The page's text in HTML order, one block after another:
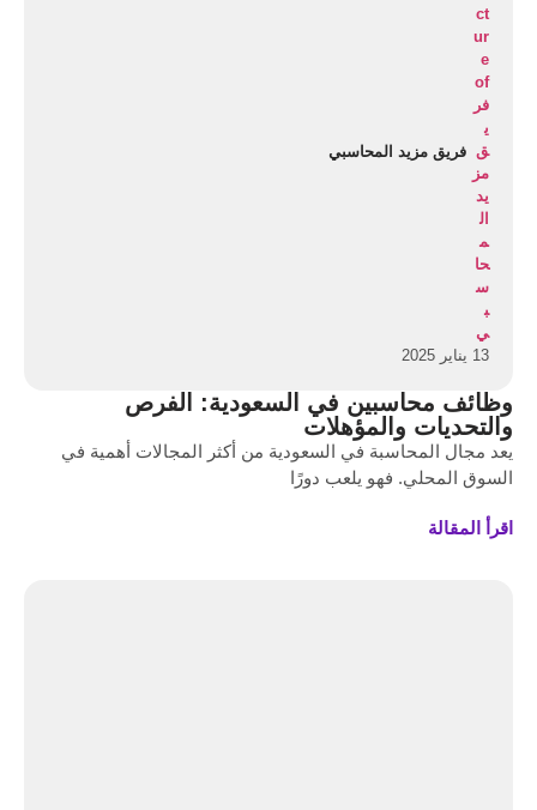
فريق مزيد المحاسبي
13 يناير 2025
وظائف محاسبين في السعودية: الفرص
والتحديات والمؤهلات
يعد مجال المحاسبة في السعودية من أكثر المجالات أهمية في
السوق المحلي. فهو يلعب دورًا
اقرأ المقالة